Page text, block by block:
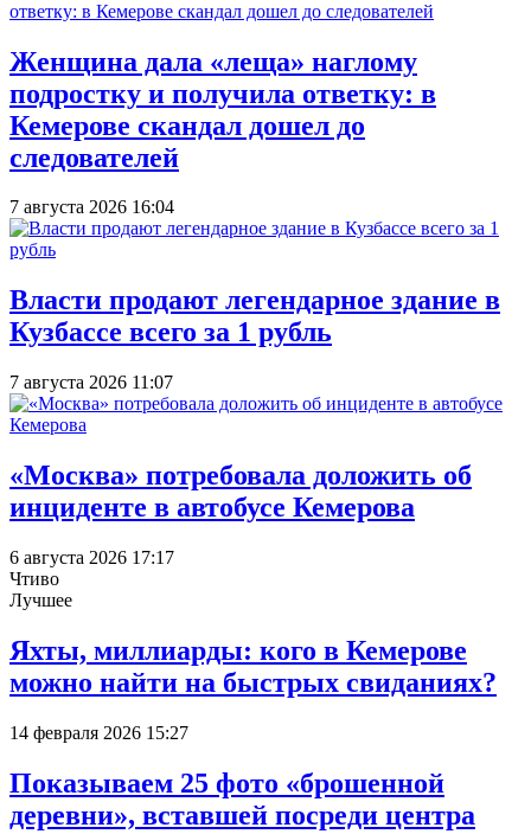
Женщина дала «леща» наглому
подростку и получила ответку: в
Кемерове скандал дошел до
следователей
7 августа 2026 16:04
Власти продают легендарное здание в
Кузбассе всего за 1 рубль
7 августа 2026 11:07
«Москва» потребовала доложить об
инциденте в автобусе Кемерова
6 августа 2026 17:17
Чтиво
Лучшее
Яхты, миллиарды: кого в Кемерове
можно найти на быстрых свиданиях?
14 февраля 2026 15:27
Показываем 25 фото «брошенной
деревни», вставшей посреди центра